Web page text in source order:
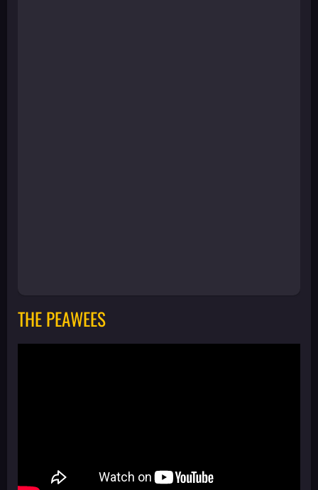
THE PEAWEES